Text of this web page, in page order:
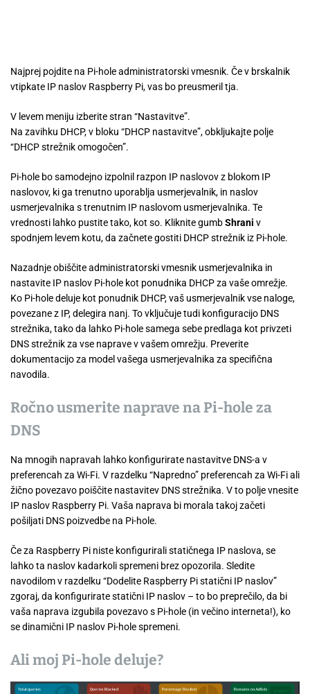
Najprej pojdite na Pi-hole administratorski vmesnik. Če v brskalnik
vtipkate IP naslov Raspberry Pi, vas bo preusmeril tja.
V levem meniju izberite stran “Nastavitve”.
Na zavihku DHCP, v bloku “DHCP nastavitve”, obkljukajte polje
“DHCP strežnik omogočen”.
Pi-hole bo samodejno izpolnil razpon IP naslovov z blokom IP
naslovov, ki ga trenutno uporablja usmerjevalnik, in naslov
usmerjevalnika s trenutnim IP naslovom usmerjevalnika. Te
vrednosti lahko pustite tako, kot so. Kliknite gumbShrani v
spodnjem levem kotu, da začnete gostiti DHCP strežnik iz Pi-hole.
Nazadnje obiščite administratorski vmesnik usmerjevalnika in
nastavite IP naslov Pi-hole kot ponudnika DHCP za vaše omrežje.
Ko Pi-hole deluje kot ponudnik DHCP, vaš usmerjevalnik vse naloge,
povezane z IP, delegira nanj. To vključuje tudi konfiguracijo DNS
strežnika, tako da lahko Pi-hole samega sebe predlaga kot privzeti
DNS strežnik za vse naprave v vašem omrežju. Preverite
dokumentacijo za model vašega usmerjevalnika za specifična
navodila.
Ročno usmerite naprave na Pi-hole za
DNS
Na mnogih napravah lahko konfigurirate nastavitve DNS-a v
preferencah za Wi-Fi. V razdelku “Napredno” preferencah za Wi-Fi ali
žično povezavo poiščite nastavitev DNS strežnika. V to polje vnesite
IP naslov Raspberry Pi. Vaša naprava bi morala takoj začeti
pošiljati DNS poizvedbe na Pi-hole.
Če za Raspberry Pi niste konfigurirali statičnega IP naslova, se
lahko ta naslov kadarkoli spremeni brez opozorila. Sledite
navodilom v razdelku “Dodelite Raspberry Pi statični IP naslov”
zgoraj, da konfigurirate statični IP naslov – to bo preprečilo, da bi
vaša naprava izgubila povezavo s Pi-hole (in večino interneta!), ko
se dinamični IP naslov Pi-hole spremeni.
Ali moj Pi-hole deluje?